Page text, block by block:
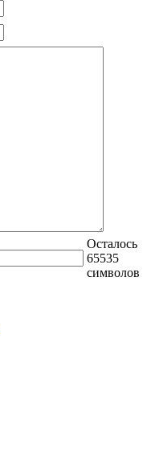
Осталось
65535
символов